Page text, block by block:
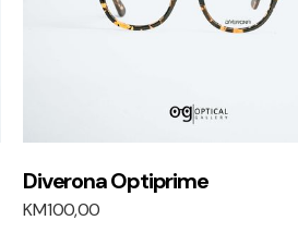
Diverona Optiprime
KM100,00